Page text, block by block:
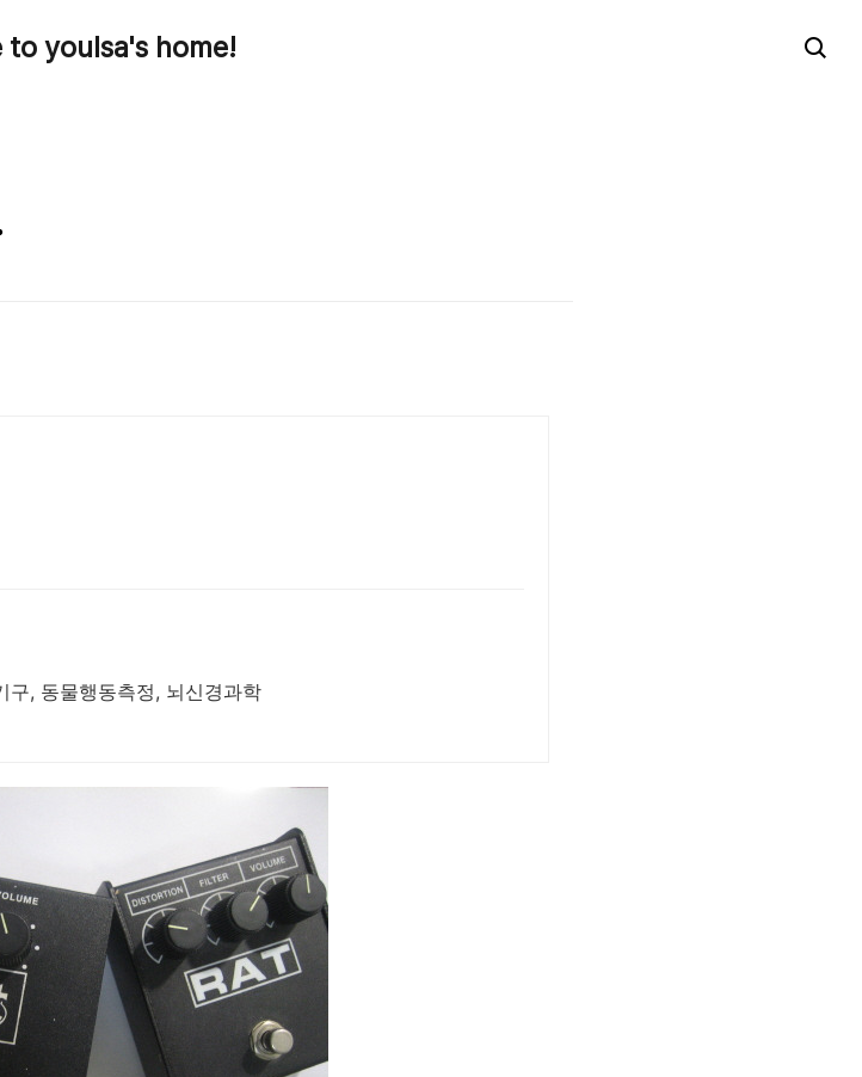
to youlsa's home!
구, 동물행동측정, 뇌신경과학